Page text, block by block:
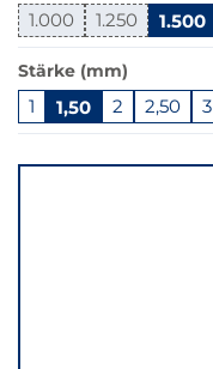
Variante
nicht
verfügbar.
Bei
Klick
wechselt
der
1.000 1.250 1.500
Stärke (mm)
1 1,50 2 2,50 3
zu